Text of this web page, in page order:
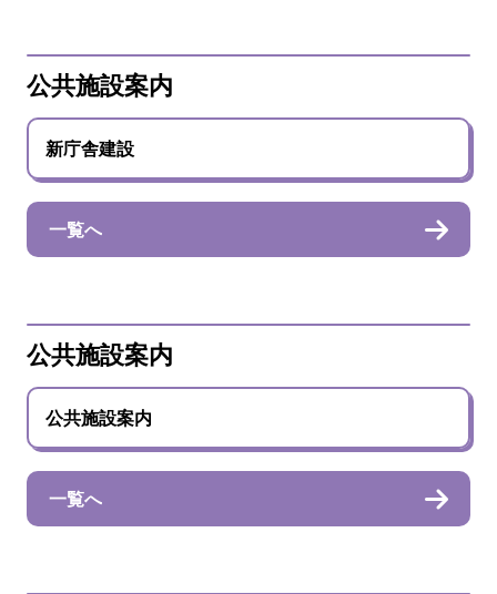
公共施設案内
新庁舎建設
一覧へ
公共施設案内
公共施設案内
一覧へ